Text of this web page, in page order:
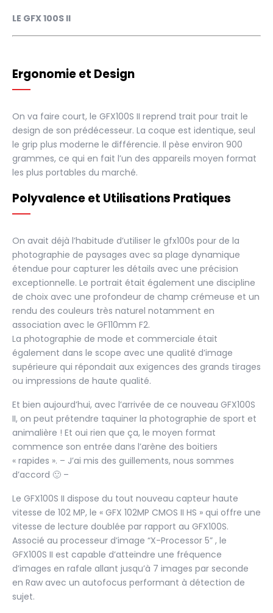
LE GFX 100S II
Ergonomie et Design
On va faire court, le GFX100S II reprend trait pour trait le
design de son prédécesseur. La coque est identique, seul
le grip plus moderne le différencie. Il pèse environ 900
grammes, ce qui en fait l’un des appareils moyen format
les plus portables du marché.
Polyvalence et Utilisations Pratiques
On avait déjà l’habitude d’utiliser le gfx100s pour de la
photographie de paysages avec sa plage dynamique
étendue pour capturer les détails avec une précision
exceptionnelle. Le portrait était également une discipline
de choix avec une profondeur de champ crémeuse et un
rendu des couleurs très naturel notamment en
association avec le GF110mm F2.
La photographie de mode et commerciale était
également dans le scope avec une qualité d’image
supérieure qui répondait aux exigences des grands tirages
ou impressions de haute qualité.
Et bien aujourd’hui, avec l’arrivée de ce nouveau GFX100S
II, on peut prétendre taquiner la photographie de sport et
animalière ! Et oui rien que ça, le moyen format
commence son entrée dans l’arène des boitiers
« rapides ». – J’ai mis des guillements, nous sommes
d’accord 🙂 –
Le GFX100S II dispose du tout nouveau capteur haute
vitesse de 102 MP, le « GFX 102MP CMOS II HS » qui offre une
vitesse de lecture doublée par rapport au GFX100S.
Associé au processeur d’image “X-Processor 5” , le
GFX100S II est capable d’atteindre une fréquence
d’images en rafale allant jusqu’à 7 images par seconde
en Raw avec un autofocus performant à détection de
sujet.